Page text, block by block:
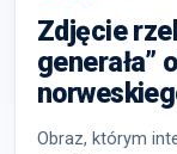
Zdjęcie
generała”
Obraz, którym